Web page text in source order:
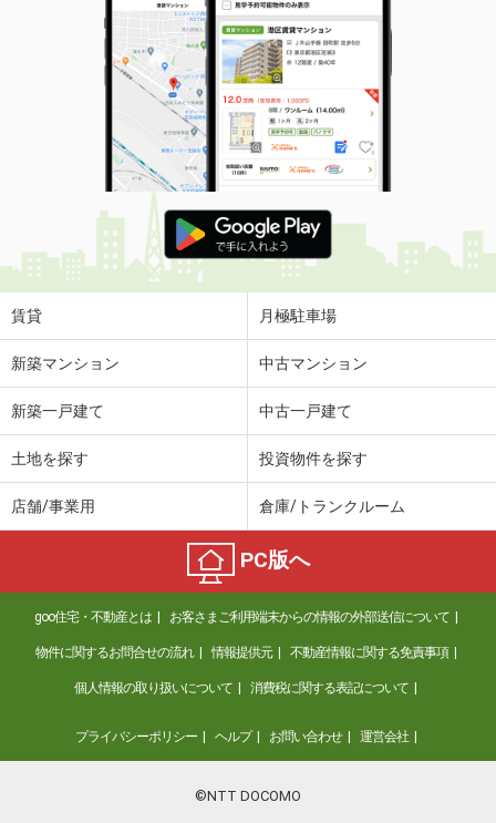
賃貸 月極駐車場
新築マンション 中古マンション
新築一戸建て 中古一戸建て
土地を探す 投資物件を探す
店舗/事業用 倉庫/トランクルーム
PC版へ
goo住宅・不動産とは お客さまご利用端末からの情報の外部送信について
物件に関するお問合せの流れ 情報提供元 不動産情報に関する免責事項
個人情報の取り扱いについて 消費税に関する表記について
プライバシーポリシー ヘルプ お問い合わせ 運営会社
©NTT DOCOMO